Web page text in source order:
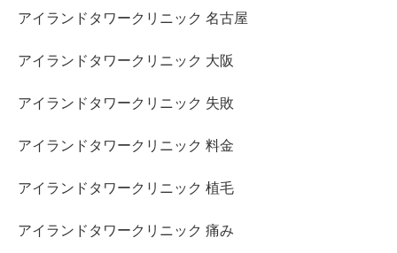
アイランドタワークリニック 名古屋
アイランドタワークリニック 大阪
アイランドタワークリニック 失敗
アイランドタワークリニック 料金
アイランドタワークリニック 植毛
アイランドタワークリニック 痛み